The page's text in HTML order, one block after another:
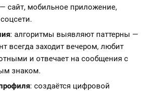
— сайт, мобильное приложение,
: алгоритмы выявляют паттерны —
всегда заходит вечером, любит
и отвечает на сообщения с
знаком.
: создаётся цифровой